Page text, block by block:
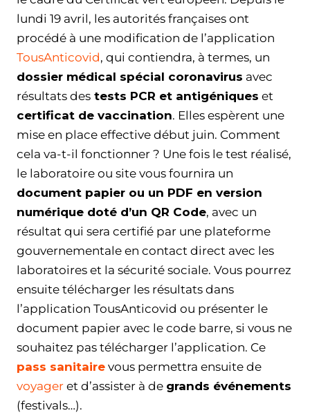
lundi 19 avril, les autorités françaises ont
procédé à une modification de l’application
TousAnticovid, qui contiendra, à termes, un
dossier médical spécial coronavirus avec
résultats des tests PCR et antigéniques et
certificat de vaccination. Elles espèrent une
mise en place effective début juin. Comment
cela va-t-il fonctionner ? Une fois le test réalisé,
le laboratoire ou site vous fournira un
document papier ou un PDF en version
numérique doté d’un QR Code, avec un
résultat qui sera certifié par une plateforme
gouvernementale en contact direct avec les
laboratoires et la sécurité sociale. Vous pourrez
ensuite télécharger les résultats dans
l’application TousAnticovid ou présenter le
document papier avec le code barre, si vous ne
souhaitez pas télécharger l’application. Ce
pass sanitaire vous permettra ensuite de
voyager et d’assister à de grands événements
(festivals…).